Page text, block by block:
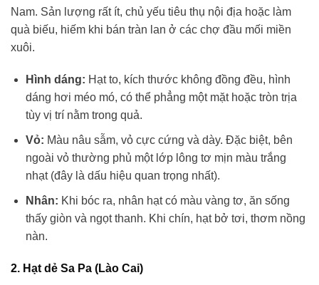
Nam. Sản lượng rất ít, chủ yếu tiêu thụ nội địa hoặc làm
quà biếu, hiếm khi bán tràn lan ở các chợ đầu mối miền
xuôi.
Hình dáng: Hạt to, kích thước không đồng đều, hình
dáng hơi méo mó, có thể phẳng một mặt hoặc tròn trịa
tùy vị trí nằm trong quả.
Vỏ: Màu nâu sẫm, vỏ cực cứng và dày. Đặc biệt, bên
ngoài vỏ thường phủ một lớp lông tơ mịn màu trắng
nhạt (đây là dấu hiệu quan trọng nhất).
Nhân: Khi bóc ra, nhân hạt có màu vàng tơ, ăn sống
thấy giòn và ngọt thanh. Khi chín, hạt bở tơi, thơm nồng
nàn.
2. Hạt dẻ Sa Pa (Lào Cai)